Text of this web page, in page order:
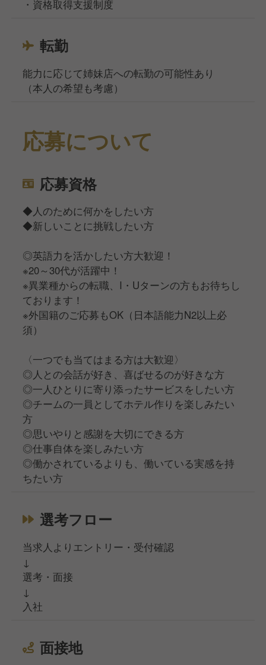
・資格取得支援制度
転勤
能力に応じて姉妹店への転勤の可能性あり
（本人の希望も考慮）
応募について
応募資格
◆人のために何かをしたい方
◆新しいことに挑戦したい方
◎英語力を活かしたい方大歓迎！
※20～30代が活躍中！
※異業種からの転職、I・Uターンの方もお待ちし
ております！
※外国籍のご応募もOK（日本語能力N2以上必
須）
〈一つでも当てはまる方は大歓迎〉
◎人との会話が好き、喜ばせるのが好きな方
◎一人ひとりに寄り添ったサービスをしたい方
◎チームの一員としてホテル作りを楽しみたい
方
◎思いやりと感謝を大切にできる方
◎仕事自体を楽しみたい方
◎働かされているよりも、働いている実感を持
ちたい方
選考フロー
当求人よりエントリー・受付確認
↓
選考・面接
↓
入社
面接地